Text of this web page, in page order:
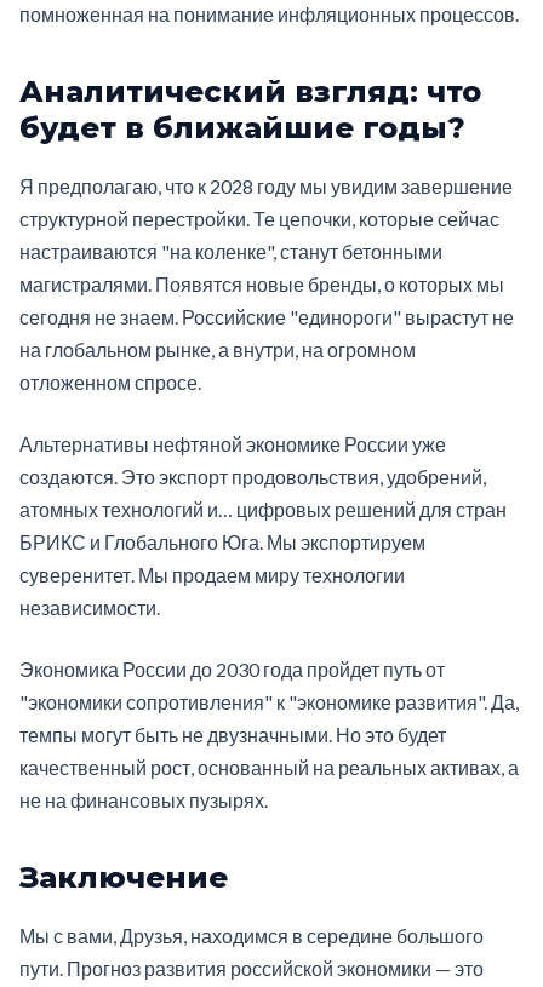
помноженная на понимание инфляционных процессов.
Аналитический взгляд: что
будет в ближайшие годы?
Я предполагаю, что к 2028 году мы увидим завершение
структурной перестройки. Те цепочки, которые сейчас
настраиваются "на коленке", станут бетонными
магистралями. Появятся новые бренды, о которых мы
сегодня не знаем. Российские "единороги" вырастут не
на глобальном рынке, а внутри, на огромном
отложенном спросе.
Альтернативы нефтяной экономике России уже
создаются. Это экспорт продовольствия, удобрений,
атомных технологий и… цифровых решений для стран
БРИКС и Глобального Юга. Мы экспортируем
суверенитет. Мы продаем миру технологии
независимости.
Экономика России до 2030 года пройдет путь от
"экономики сопротивления" к "экономике развития". Да,
темпы могут быть не двузначными. Но это будет
качественный рост, основанный на реальных активах, а
не на финансовых пузырях.
Заключение
Мы с вами, Друзья, находимся в середине большого
пути. Прогноз развития российской экономики — это